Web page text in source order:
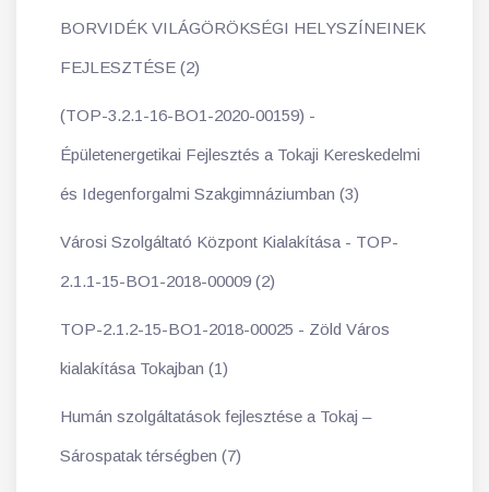
BORVIDÉK VILÁGÖRÖKSÉGI HELYSZÍNEINEK
FEJLESZTÉSE (2)
(TOP-3.2.1-16-BO1-2020-00159) -
Épületenergetikai Fejlesztés a Tokaji Kereskedelmi
és Idegenforgalmi Szakgimnáziumban (3)
Városi Szolgáltató Központ Kialakítása - TOP-
2.1.1-15-BO1-2018-00009 (2)
TOP-2.1.2-15-BO1-2018-00025 - Zöld Város
kialakítása Tokajban (1)
Humán szolgáltatások fejlesztése a Tokaj –
Sárospatak térségben (7)